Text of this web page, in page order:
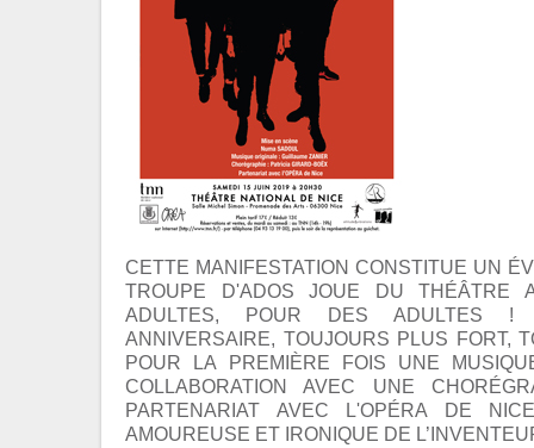
CETTE MANIFESTATION CONSTITUE UN
TROUPE D'ADOS JOUE DU THÉÂTRE
ADULTES, POUR DES ADULTES !
ANNIVERSAIRE, TOUJOURS PLUS FORT,
POUR LA PREMIÈRE FOIS UNE
COLLABORATION AVEC UNE
PARTENARIAT AVEC L'OPÉRA DE
AMOUREUSE ET IRONIQUE DE